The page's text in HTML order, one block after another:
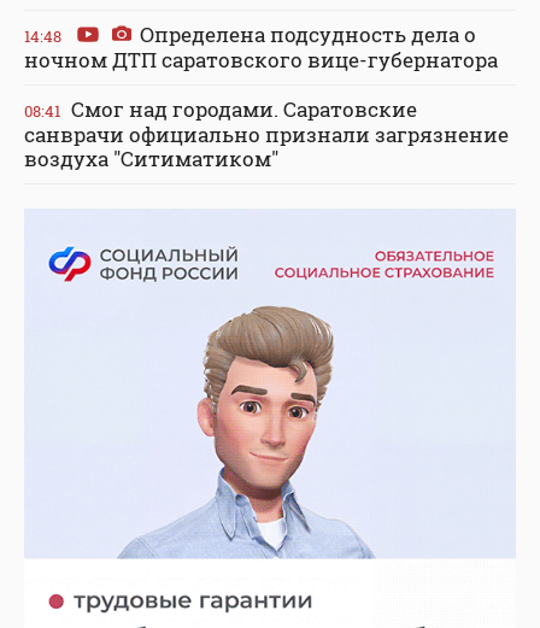
14:48
Определена подсудность дела о
ночном ДТП саратовского вице-губернатора
08:41 Смог над городами. Саратовские
санврачи официально признали загрязнение
воздуха "Ситиматиком"